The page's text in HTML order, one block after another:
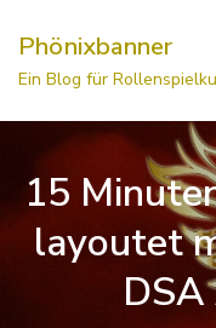
content
Phönixbanner
Ein Blog für
15
layoutet